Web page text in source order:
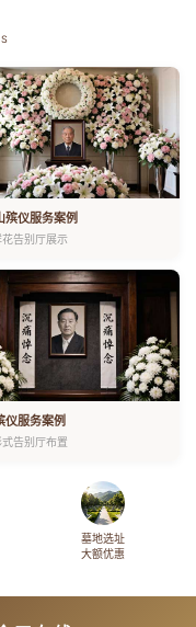
殡仪服务案例
告别厅展示
仪服务案例
告别厅布置
墓地选址
大额优惠